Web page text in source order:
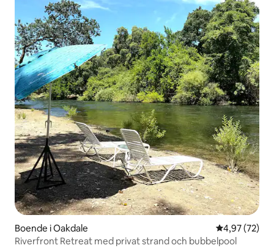
Boende i Oakdale 4,97 av 5 i
4,97 (72)
Riverfront Retreat med privat strand och bubbelpool